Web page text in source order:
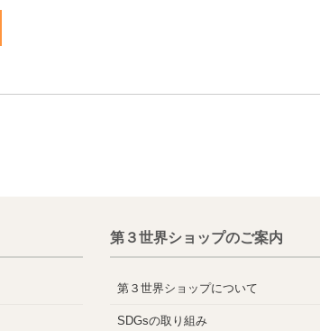
第３世界ショップのご案内
第３世界ショップについて
SDGsの取り組み